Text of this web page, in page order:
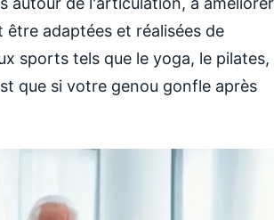
être adaptées et réalisées de
sports tels que le yoga, le pilates,
que si votre genou gonfle après